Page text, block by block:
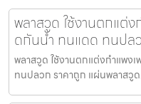
พลาสวูด ใช้งานตกแต่
ดกันน้ำ ทนแดด ทนปล
พลาสวูด ใช้งานตกแต่งกำแพง
ทนปลวก ราคาถูก แผ่นพลาสวู